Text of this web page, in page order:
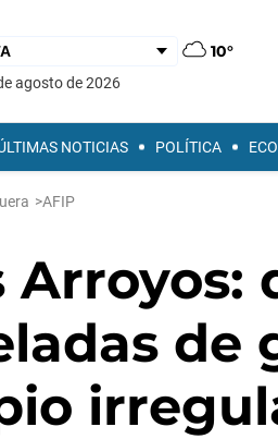
10°
agosto de 2026
NOTICIAS POLÍTICA
>AFIP
Arroyos:
de